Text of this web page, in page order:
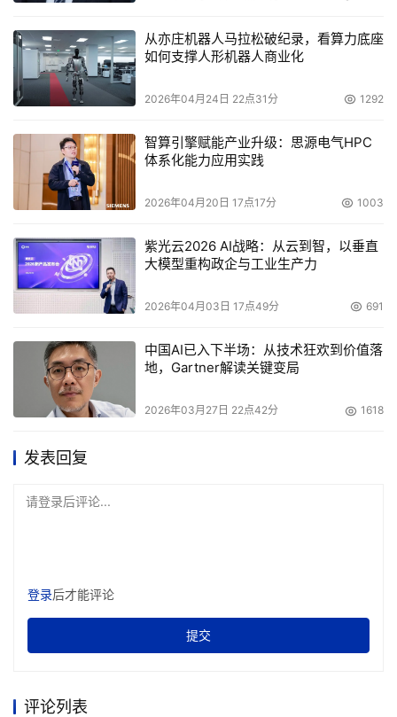
从亦庄机器人马拉松破纪录，看算力底座
如何支撑人形机器人商业化
2026年04月24日 22点31分 1292
智算引擎赋能产业升级：思源电气HPC
体系化能力应用实践
2026年04月20日 17点17分 1003
紫光云2026 AI战略：从云到智，以垂直
大模型重构政企与工业生产力
2026年04月03日 17点49分 691
中国AI已入下半场：从技术狂欢到价值落
地，Gartner解读关键变局
2026年03月27日 22点42分 1618
发表回复
请登录后评论...
登录后才能评论
提交
评论列表